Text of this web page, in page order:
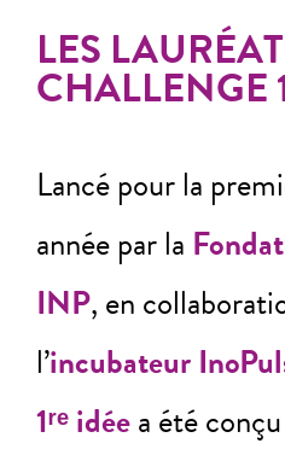
LES
CHALLENGE
Lancé pour la
année par la
INP, en
l’incubateur
1ʳᵉ idéea été